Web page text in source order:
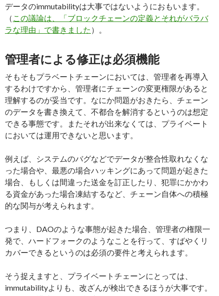
データのimmutabilityは大事ではないようにおもいます。
（ この議論は、「ブロックチェーンの定義とそれがバラバ
ラな理由」で書きました ）。
管理者による修正は必須機能
そもそもプラベートチェーンにおいては、管理者を再導入
するわけですから、管理者にチェーンの変更権限があると
理解するのが妥当です。なにか問題がおきたら、チェーン
のデータを書き換えて、不都合を解消するというのは想定
できる事態です。またそれが出来なくては、プライベート
においては運用できないと思います。
例えば、システムのバグなどでデータが整合性取れなくな
った場合や、最悪の場合ハッキングにあって問題が起きた
場合、もしくは間違った送金を訂正したり、犯罪にかかわ
る資金があった場合凍結するなど、チェーン自体への積極
的な関与が考えられます。
つまり、DAOのような事態が起きた場合、管理者の権限一
発で、ハードフォークのようなことを行って、すばやくリ
カバーできるというのは必須の要件と考えられます。
そう捉えますと、プライベートチェーンにとっては、
immutabilityよりも、改ざんが検出できるほうが大事です。